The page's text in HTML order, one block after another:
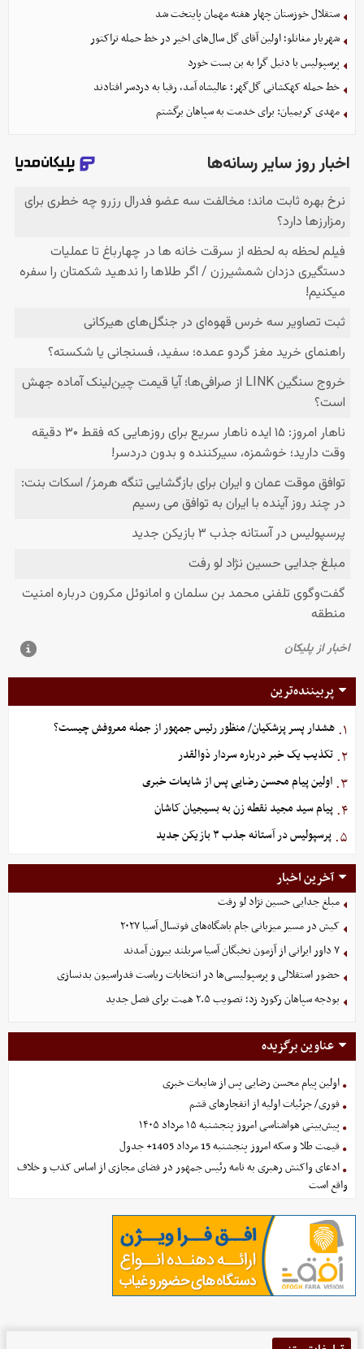
ستقلال خوزستان چهار هفته مهمان پایتخت شد
شهریار مغانلو؛ اولین آقای گل سال‌های اخیر در خط حمله تراکتور
پرسپولیس با دنیل گرا به بن بست خورد
خط حمله کهکشانی گل‌گهر؛ عالیشاه آمد، رقبا به دردسر افتادند
مهدی کریمیان: برای خدمت به سپاهان برگشتم
پربیننده‌ترین
۱. هشدار پسر پزشکیان/ منظور رئیس جمهور از جمله معروفش چیست؟
۲. تکذیب یک خبر درباره سردار ذوالقدر
۳. اولین پیام محسن رضایی پس از شایعات خبری
۴. پیام سید مجید نقطه زن به بسیجیان کاشان
۵. پرسپولیس در آستانه جذب ۳ بازیکن جدید
آخرین اخبار
مبلغ جدایی حسین نژاد لو رفت
کیش در مسیر میزبانی جام باشگاه‌های فوتسال آسیا ۲۰۲۷
۷ داور ایرانی از آزمون نخبگان آسیا سربلند بیرون آمدند
حضور استقلالی و پرسپولیسی‌ها در انتخابات ریاست فدراسیون بدنسازی
بودجه سپاهان رکورد زد؛ تصویب ۲.۵ همت برای فصل جدید
عناوین برگزیده
اولین پیام محسن رضایی پس از شایعات خبری
فوری/ جزئیات اولیه از انفجارهای قشم
پیش‌بینی هواشناسی امروز پنجشنبه ۱۵ مرداد ۱۴۰۵
قیمت طلا و سکه امروز پنجشنبه 15 مرداد 1405+ جدول
ادعای واکنش رهبری به نامه رئیس جمهور در فضای مجازی از اساس کذب و خلاف
واقع است